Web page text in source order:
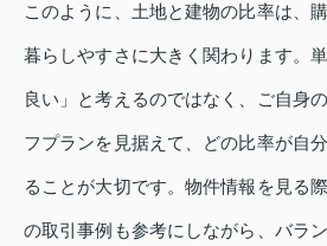
このように、土地と建物の比率は、
暮らしやすさに大きく関わります。
良い」と考えるのではなく、ご自身
フプランを見据えて、どの比率が自
ることが大切です。物件情報を見る
の取引事例も参考にしながら、バラ